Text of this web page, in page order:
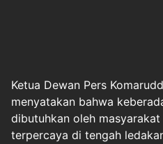
Ketua Dewan Pers
menyatakan bahwa
dibutuhkan oleh
terpercaya di tengah